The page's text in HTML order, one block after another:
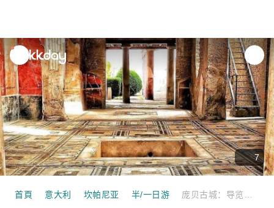
unread
notifications
7
首頁 意大利 坎帕尼亚 半/一日游